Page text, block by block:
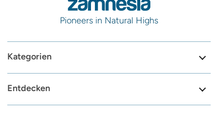
Pioneers in Natural Highs
Kategorien
Entdecken